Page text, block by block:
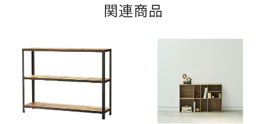
関連商品